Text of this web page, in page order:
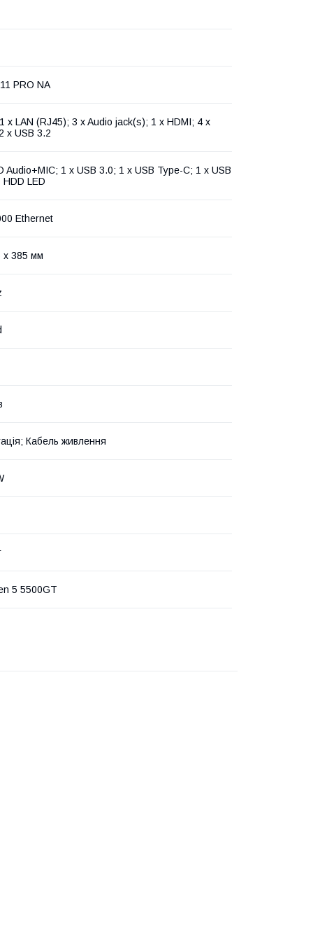
PRO NA
x LAN (RJ45); 3 x Audio jack(s); 1 x HDMI; 4 x
x USB 3.2
Audio+MIC; 1 x USB 3.0; 1 x USB Type-C; 1 x USB
HDD LED
Ethernet
x 385 мм
Кабель живлення
5 5500GT